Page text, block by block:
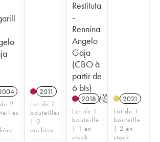
2
2011
Lot de 2
bouteilles
| 0
enchère
Restituta
-
Rennina
Angelo
Gaja
(CBO à
partir de
6 bts)
2018 T
Lot de 1
bouteille
| 1 en
stock
2021
Lot de 1
bouteille
| 2 en
stock